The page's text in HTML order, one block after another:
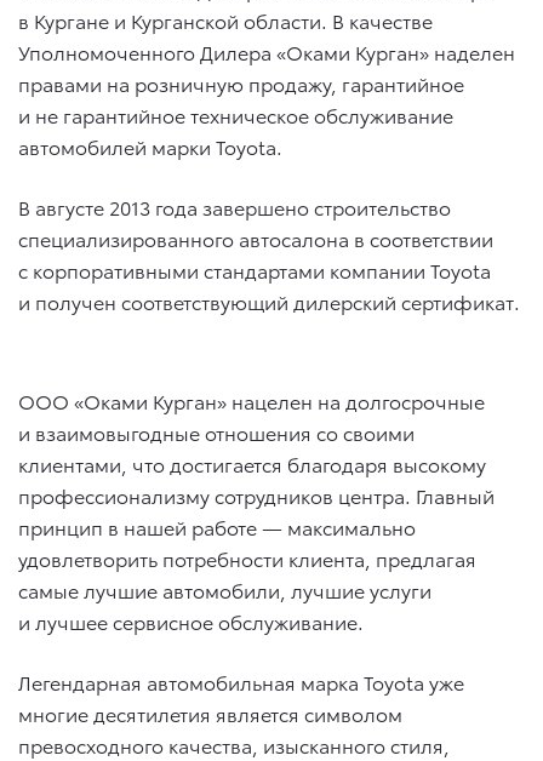
в Кургане и Курганской области. В качестве
Уполномоченного Дилера «Оками Курган» наделен
правами на розничную продажу, гарантийное
и не гарантийное техническое обслуживание
автомобилей марки Toyota.
В августе 2013 года завершено строительство
специализированного автосалона в соответствии
с корпоративными стандартами компании Toyota
и получен соответствующий дилерский сертификат.
ООО «Оками Курган» нацелен на долгосрочные
и взаимовыгодные отношения со своими
клиентами, что достигается благодаря высокому
профессионализму сотрудников центра. Главный
принцип в нашей работе — максимально
удовлетворить потребности клиента, предлагая
самые лучшие автомобили, лучшие услуги
и лучшее сервисное обслуживание.
Легендарная автомобильная марка Toyota уже
многие десятилетия является символом
превосходного качества, изысканного стиля,